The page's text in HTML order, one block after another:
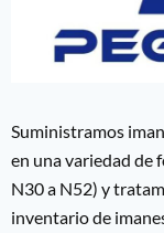
Suministramos
en una variedad de
N30 a N52) y
inventario de